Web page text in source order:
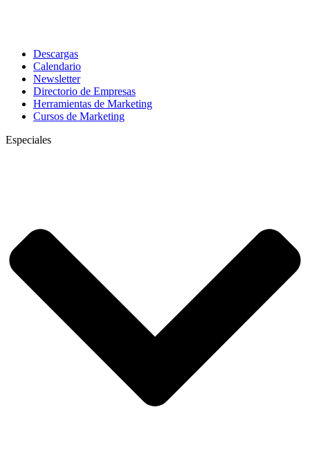
Descargas
Calendario
Newsletter
Directorio de Empresas
Herramientas de Marketing
Cursos de Marketing
Especiales